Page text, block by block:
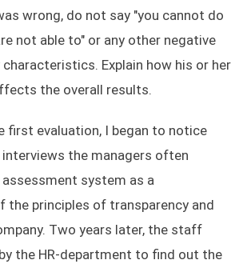
wrong, do not say "you cannot do
not able to" or any other negative
Explain how his or her
the overall results.
first evaluation, I began to notice
the managers often
system as a
the principles of transparency and
Two years later, the staff
the HR-department to find out the